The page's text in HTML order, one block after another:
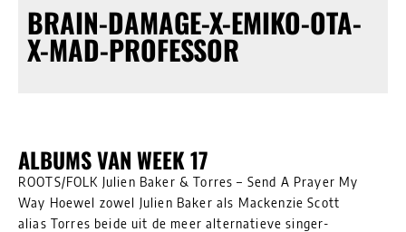
BRAIN-DAMAGE-X-EMIKO-OTA-
X-MAD-PROFESSOR
ALBUMS VAN WEEK 17
ROOTS/FOLK Julien Baker & Torres – Send A Prayer My
Way Hoewel zowel Julien Baker als Mackenzie Scott
alias Torres beide uit de meer alternatieve singer-